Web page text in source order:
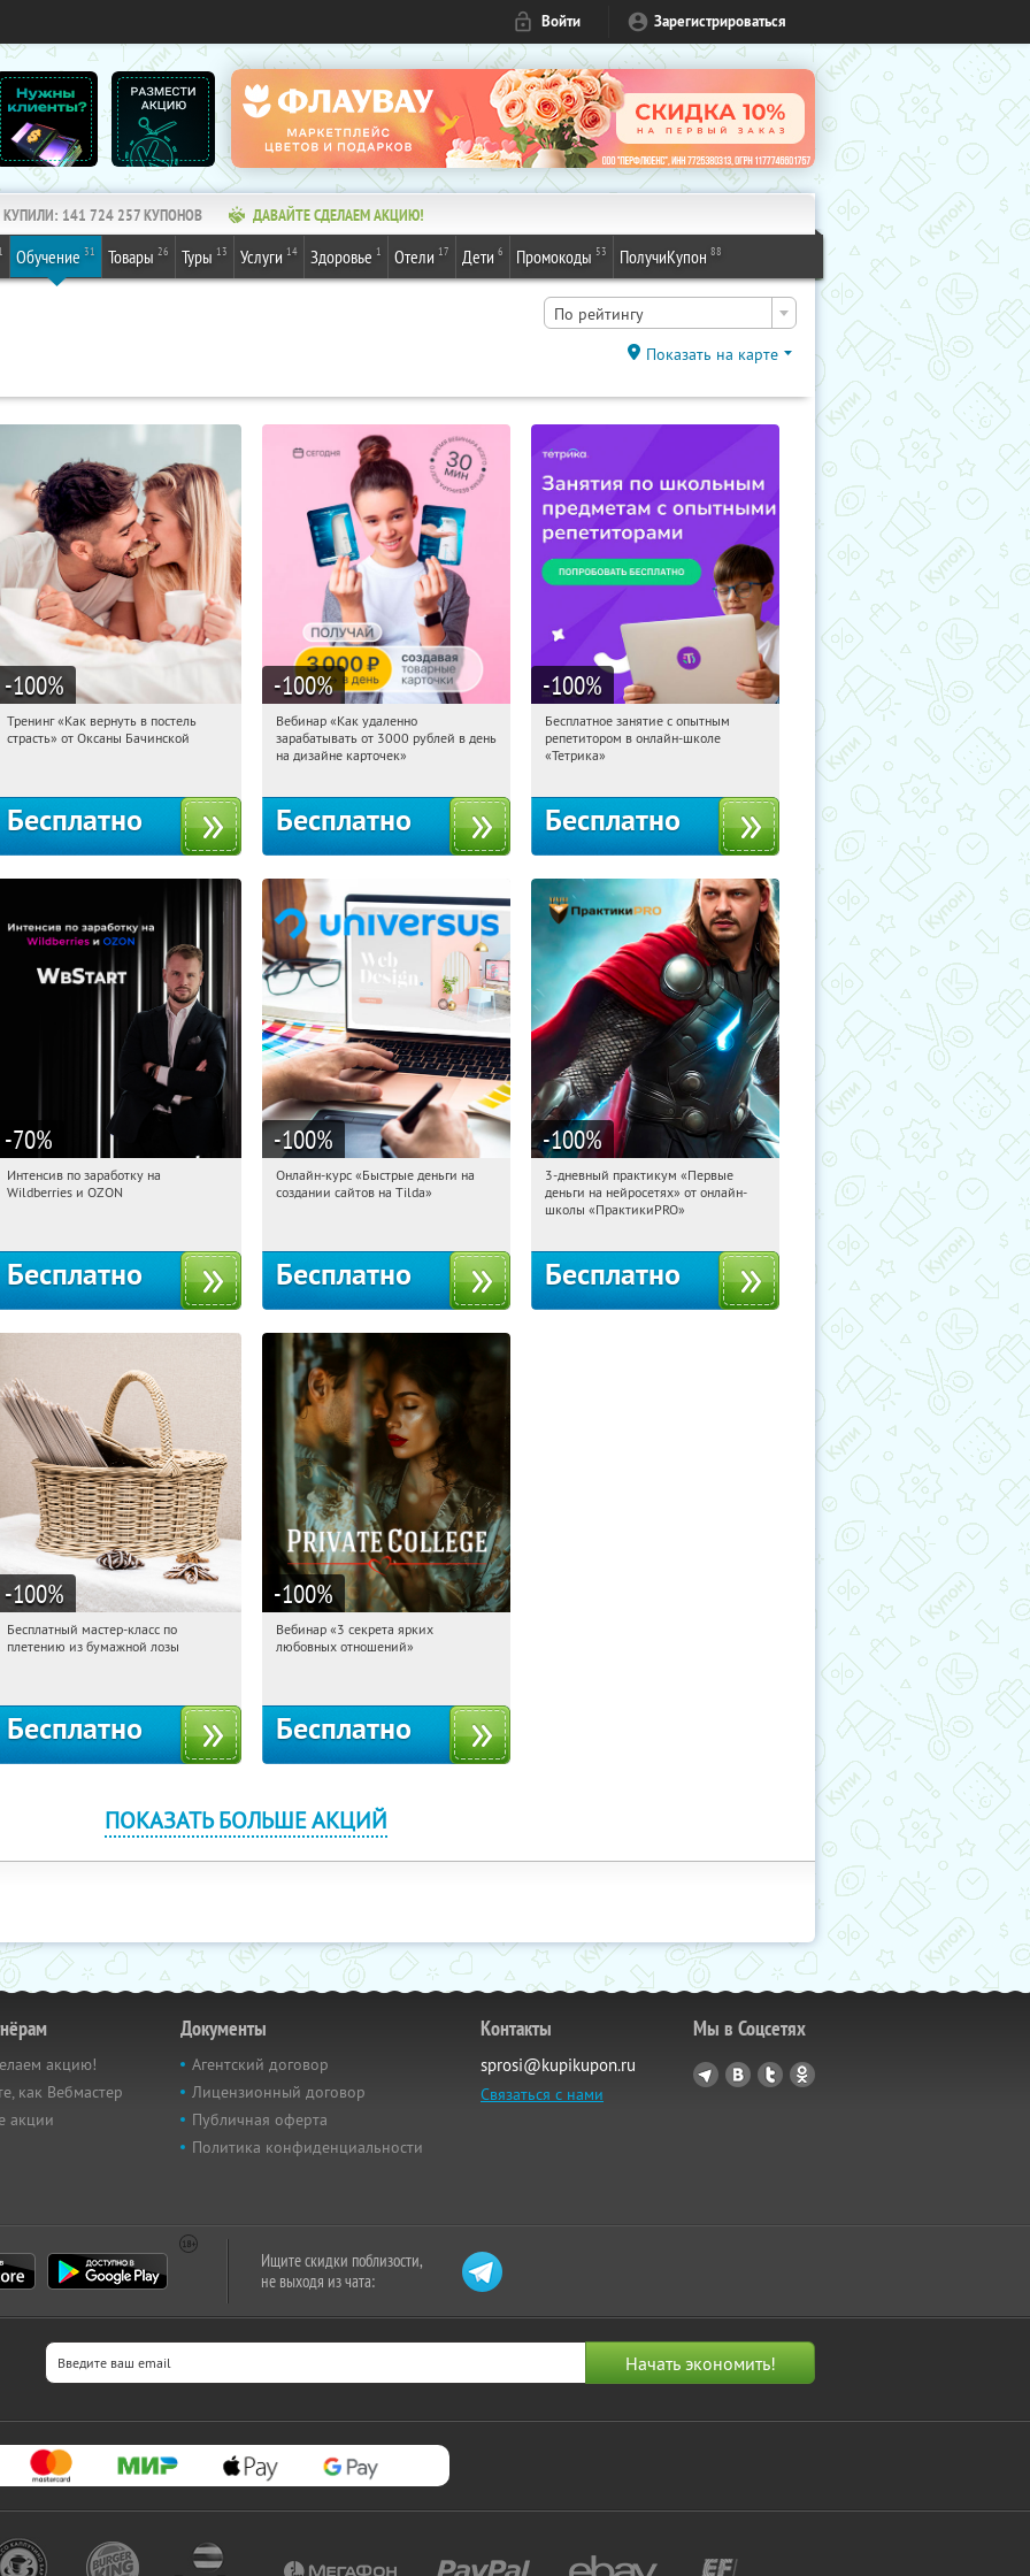
Войти Зарегистрироваться
КУПИЛИ: 141 724 257КУПОНОВ ДАВАЙТЕ СДЕЛАЕМ АКЦИЮ!
1 Обучение 31 Товары 26 Туры 13 Услуги 14 Здоровье 1 Отели 17 Дети 6 Промокоды 53 ПолучиКупон 88
По рейтингу
Показать на карте
-100%
13:19:47 Получили:
Тренинг «Как вернуть в постель
страсть» от Оксаны Бачинской
Бесплатно
-100%
13:19:47 Получили:
Россия
Вебинар «Как удаленно
зарабатывать от 3000 рублей в день
на дизайне карточек»
Бесплатно
-100%
13:19:47 Получили:
Москва, Россия
Бесплатное занятие с опытным
репетитором в онлайн-школе
«Тетрика»
Бесплатно
-70%
13:19:47 Получили:
Интенсив по заработку на
Wildberries и OZON
Бесплатно
-100%
13:19:47 Получили:
Онлайн-курс «Быстрые деньги на
создании сайтов на Tilda»
Бесплатно
-100%
13:19:47 Получили:
Россия
3-дневный практикум «Первые
деньги на нейросетях» от онлайн-
школы «ПрактикиPRO»
Бесплатно
-100%
13:19:47 Получили:
Бесплатный мастер-класс по
плетению из бумажной лозы
Бесплатно
-100%
13:19:47 Получили:
Вебинар «3 секрета ярких
любовных отношений»
Бесплатно
ПОКАЗАТЬ БОЛЬШЕ АКЦИЙ
акцию!
как Вебмастер
акции
Документы
Агентский договор
Лицензионный договор
Публичная оферта
Политика конфиденциальности
Контакты
sprosi@kupikupon.ru
Связаться с нами
Мы в Соцсетях
Ищите скидки поблизости,
не выходя из чата: